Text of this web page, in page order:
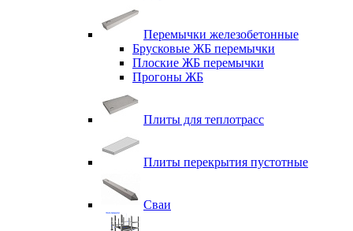
Перемычки железобетонные
Брусковые ЖБ перемычки
Плоские ЖБ перемычки
Прогоны ЖБ
Плиты для теплотрасс
Плиты перекрытия пустотные
Сваи